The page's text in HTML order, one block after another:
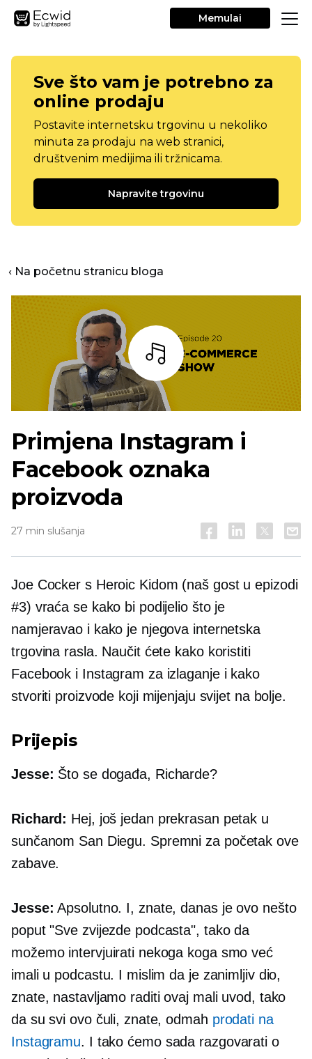
Memulai
Sve što vam je potrebno za
online prodaju
Postavite internetsku trgovinu u nekoliko
minuta za prodaju na web stranici,
društvenim medijima ili tržnicama.
Napravite trgovinu
‹ Na početnu stranicu bloga
Slušaj
Primjena Instagram i
Facebook oznaka
proizvoda
27 min slušanja
Joe Cocker s Heroic Kidom (naš gost u epizodi
#3) vraća se kako bi podijelio što je
namjeravao i kako je njegova internetska
trgovina rasla. Naučit ćete kako koristiti
Facebook i Instagram za izlaganje i kako
stvoriti proizvode koji mijenjaju svijet na bolje.
Prijepis
Jesse: Što se događa, Richarde?
Richard: Hej, još jedan prekrasan petak u
sunčanom San Diegu. Spremni za početak ove
zabave.
Jesse: Apsolutno. I, znate, danas je ovo nešto
poput "Sve zvijezde podcasta", tako da
možemo intervjuirati nekoga koga smo već
imali u podcastu. I mislim da je zanimljiv dio,
znate, nastavljamo raditi ovaj mali uvod, tako
da su svi ovo čuli, znate, odmah prodati na
Instagramu. I tako ćemo sada razgovarati o